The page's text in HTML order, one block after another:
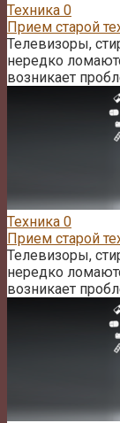
Техника 0
Прием старой
Телевизоры,
нередко
возникает
Техника 0
Прием старой
Телевизоры,
нередко
возникает